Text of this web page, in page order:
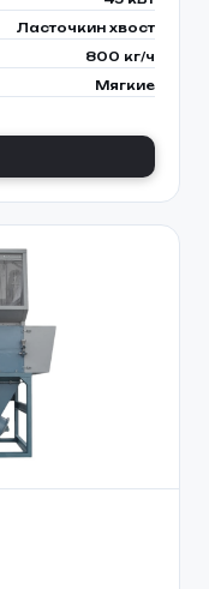
Ласточкин хвост
800 кг/ч
Мягкие